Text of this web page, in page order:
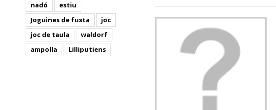
nadó
estiu
Joguines de fusta
joc
joc de taula
waldorf
ampolla
Lilliputiens